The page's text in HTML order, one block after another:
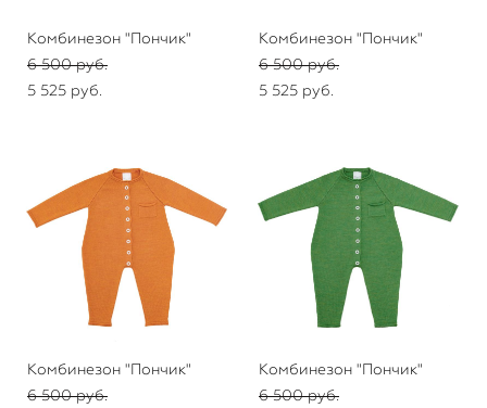
Комбинезон "Пончик"
6 500 pуб.
5 525 pуб.
Комбинезон "Пончик"
6 500 pуб.
5 525 pуб.
Комбинезон "Пончик"
6 500 pуб.
Комбинезон "Пончик"
6 500 pуб.